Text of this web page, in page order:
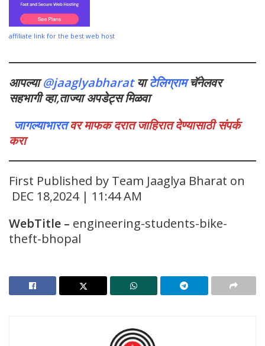
affiliate link for the best web host
आपल्या@jaaglyabharatयाटेलिग्रामचॅनेलवर
सहभागी व्हा,ताज्या अपडेट्स मिळवा
जागल्याभारतवर माफक दरात जाहिरात देण्यासाठी संपर्क
करा
First Published by Team Jaaglya Bharat on
DEC 18,2024 | 11:44 AM
WebTitle – engineering-students-bike-
theft-bhopal